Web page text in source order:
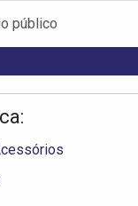
público